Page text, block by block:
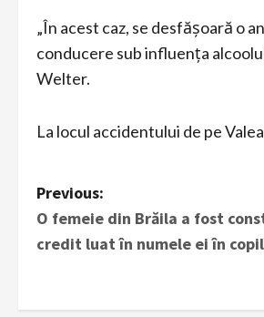
„În acest caz, se desfășoară o
conducere sub influența
Welter.
La locul accidentului de pe
P
o
Previous:
O femeie din Brăila a fost
credit luat în numele ei în